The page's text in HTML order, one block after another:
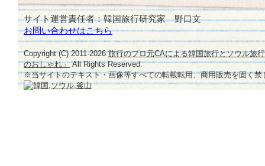
サイト運営責任者：韓国旅行研究家 野口文
お問い合わせはこちら
Copyright (C) 2011-2026旅行のプロ元CAによる韓国旅行とソウル旅
のおしゃれ」All Rights Reserved.
※当サイトのテキスト・画像等すべての転載転用、商用販売を固く禁